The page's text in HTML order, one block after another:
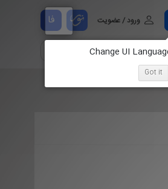
ورود / عضویت فا
Got it